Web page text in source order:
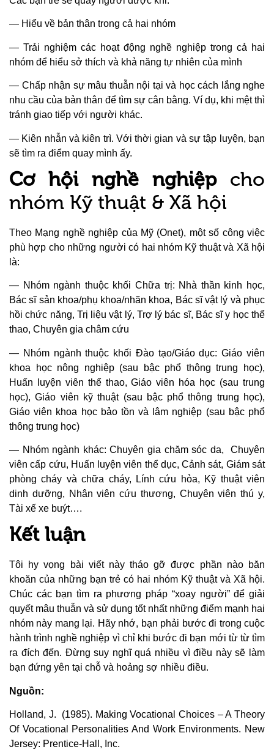
— Hiểu về bản thân trong cả hai nhóm
— Trải nghiệm các hoạt động nghề nghiệp trong cả hai
nhóm để hiểu sở thích và khả năng tự nhiên của mình
— Chấp nhận sự mâu thuẫn nội tại và học cách lắng nghe
nhu cầu của bản thân để tìm sự cân bằng. Ví dụ, khi mệt thì
tránh giao tiếp với người khác.
— Kiên nhẫn và kiên trì. Với thời gian và sự tập luyện, bạn
sẽ tìm ra điểm quay mình ấy.
Cơ hội nghề nghiệp cho
nhóm Kỹ thuật & Xã hội
Theo Mạng nghề nghiệp của Mỹ (Onet), một số công việc
phù hợp cho những người có hai nhóm Kỹ thuật và Xã hội
là:
— Nhóm ngành thuộc khối Chữa trị: Nhà thần kinh học,
Bác sĩ sản khoa/phụ khoa/nhãn khoa, Bác sĩ vật lý và phục
hồi chức năng, Trị liệu vật lý, Trợ lý bác sĩ, Bác sĩ y học thể
thao, Chuyên gia châm cứu
— Nhóm ngành thuộc khối Đào tạo/Giáo dục: Giáo viên
khoa học nông nghiệp (sau bậc phổ thông trung học),
Huấn luyện viên thể thao, Giáo viên hóa học (sau trung
học), Giáo viên kỹ thuật (sau bậc phổ thông trung học),
Giáo viên khoa học bảo tồn và lâm nghiệp (sau bậc phổ
thông trung học)
— Nhóm ngành khác: Chuyên gia chăm sóc da, Chuyên
viên cấp cứu, Huấn luyện viên thể dục, Cảnh sát, Giám sát
phòng cháy và chữa cháy, Lính cứu hỏa, Kỹ thuật viên
dinh dưỡng, Nhân viên cứu thương, Chuyên viên thú y,
Tài xế xe buýt….
Kết luận
Tôi hy vọng bài viết này tháo gỡ được phần nào băn
khoăn của những bạn trẻ có hai nhóm Kỹ thuật và Xã hội.
Chúc các bạn tìm ra phương pháp “xoay người” để giải
quyết mâu thuẫn và sử dụng tốt nhất những điểm mạnh hai
nhóm này mang lại. Hãy nhớ, bạn phải bước đi trong cuộc
hành trình nghề nghiệp vì chỉ khi bước đi bạn mới từ từ tìm
ra đích đến. Đừng suy nghĩ quá nhiều vì điều này sẽ làm
bạn đứng yên tại chỗ và hoảng sợ nhiều điều.
Nguồn:
Holland, J. (1985). Making Vocational Choices – A Theory
Of Vocational Personalities And Work Environments. New
Jersey: Prentice-Hall, Inc.